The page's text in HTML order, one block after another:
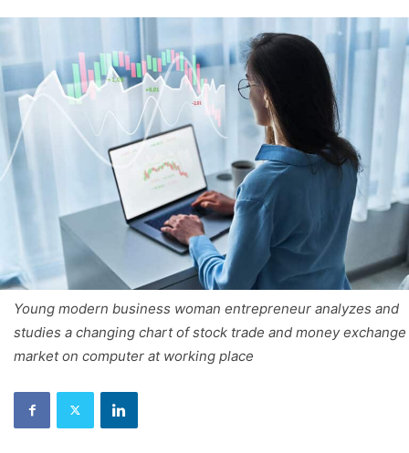
Young modern business woman entrepreneur analyzes and
studies a changing chart of stock trade and money exchange
market on computer at working place